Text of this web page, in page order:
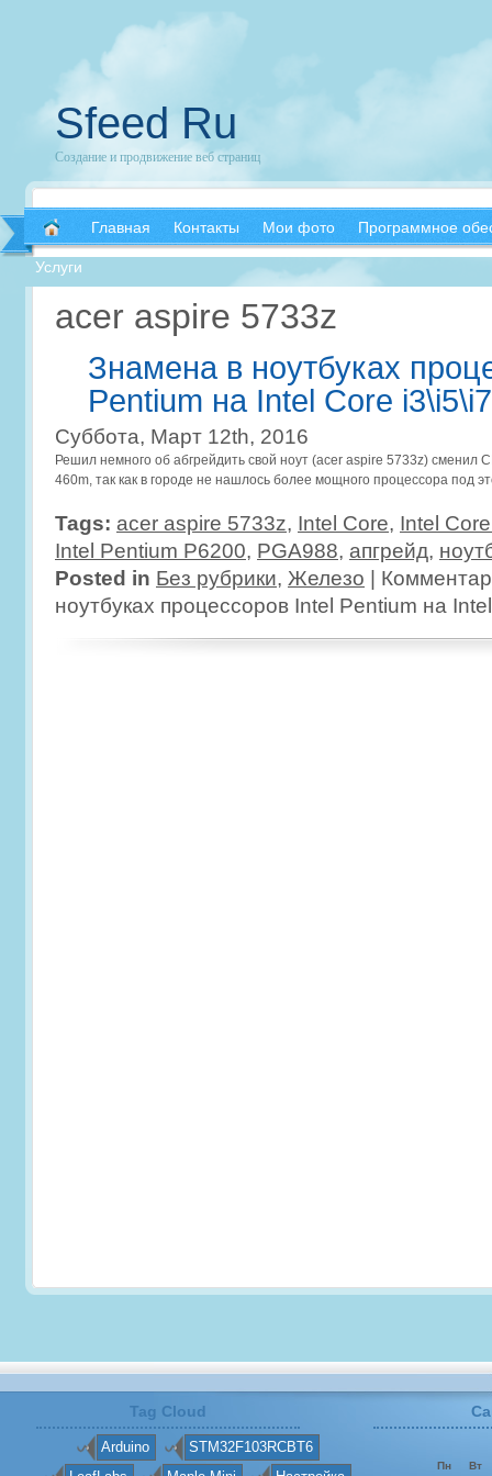
Sfeed Ru
Создание и продвижение веб страниц
Главная Контакты Мои фото Программное
Услуги
acer aspire 5733z
Знамена в ноутбуках
Pentium на Intel Core i3\i5\i7
Суббота, Март 12th, 2016
Решил немного об абгрейдить свой ноут (acer aspire 5733z) сменил
460m, так как в городе не нашлось более мощного процессора под
Tags: acer aspire 5733z, Intel Core, Intel
Intel Pentium P6200, PGA988, апгрейд,
Posted in Без рубрики, Железо
ноутбуках процессоров Intel Pentium на
Tag Cloud
Arduino
STM32F103RCBT6
Пн Вт